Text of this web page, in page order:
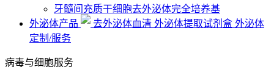
牙髓间充质干细胞去外泌体完全培养基
外泌体产品
去外泌体血清 外泌体提取试剂盒 外泌体
定制/服务
病毒与细胞服务